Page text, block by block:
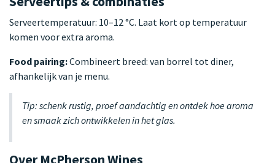
Serveertemperatuur: 10–12 °C. Laat kort op temperatuur
komen voor extra aroma.
Food pairing:Combineert breed: van borrel tot diner,
afhankelijk van je menu.
Tip: schenk rustig, proef aandachtig en ontdek hoe aroma
en smaak zich ontwikkelen in het glas.
Over McPherson Wines